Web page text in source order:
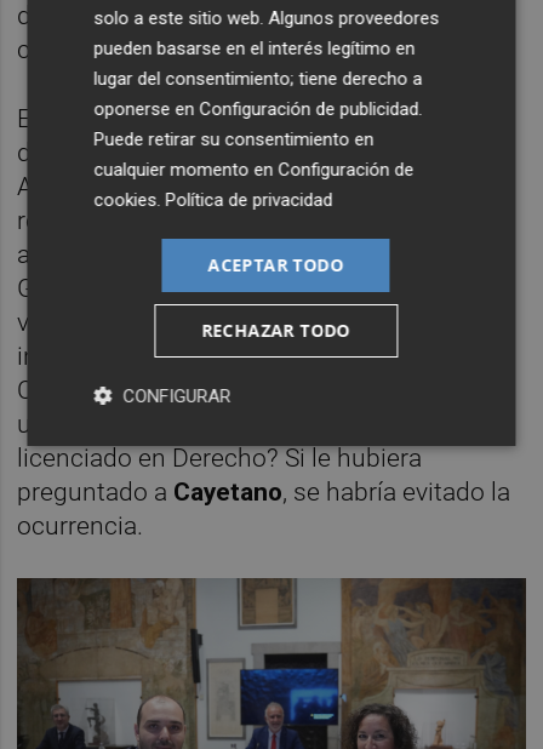
darse por enterado, seguramente porque le
convenía, no porque no sepan leer.
El mismoCarlos Mazónanunciaba dos días
después que había dado instrucciones a la
Abogacía de la Generalitat para presentar un
recurso de inconstitucional contra el
acuerdo "del cuponazo separatista" entre el
Gobierno central y el catalán. La Abogacía le
va a responder que un acuerdo de
intenciones no se puede recurrir al Tribunal
Constitucional mientras no se plasme en
una ley. ¿No lo sabe el president, que es
licenciado en Derecho? Si le hubiera
preguntado a Cayetano, se habría evitado la
ocurrencia.
solo a este sitio web. Algunos proveedores
pueden basarse en el interés legítimo en
lugar del consentimiento; tiene derecho a
oponerse enConfiguración de publicidad.
Puede retirar su consentimiento en
cualquier momento enConfiguración de
cookies.Política de privacidad
ACEPTAR TODO
RECHAZAR TODO
CONFIGURAR